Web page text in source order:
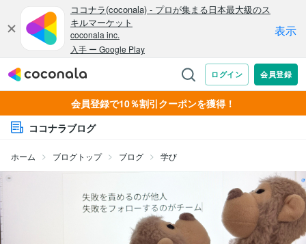
会員登録で10％割引クーポンを獲得！
ココナラブログ
ホーム ブログトップ ブログ 学び